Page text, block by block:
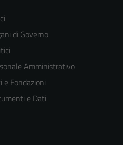
di Governo
Amministrativo
e Fondazioni
e Dati